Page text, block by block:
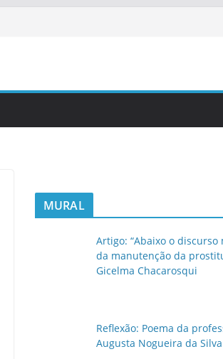
MURAL
Artigo: “Abaixo o discurso
da manutenção da
Gicelma Chacarosqui
Reflexão: Poema da
Augusta Nogueira da Silva